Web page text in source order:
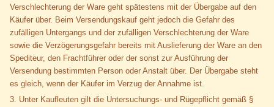
Verschlechterung der Ware geht spätestens mit der Übergabe auf den
Käufer über. Beim Versendungskauf geht jedoch die Gefahr des
zufälligen Untergangs und der zufälligen Verschlechterung der Ware
sowie die Verzögerungsgefahr bereits mit Auslieferung der Ware an den
Spediteur, den Frachtführer oder der sonst zur Ausführung der
Versendung bestimmten Person oder Anstalt über. Der Übergabe steht
es gleich, wenn der Käufer im Verzug der Annahme ist.
3. Unter Kaufleuten gilt die Untersuchungs- und Rügepflicht gemäß §